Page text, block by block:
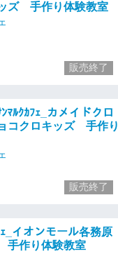
ズ 手作り体験教室
販売終了
ﾏﾙｸｶﾌｪ_カメイドクロ
コクロキッズ 手作り
販売終了
_イオンモール各務原
手作り体験教室